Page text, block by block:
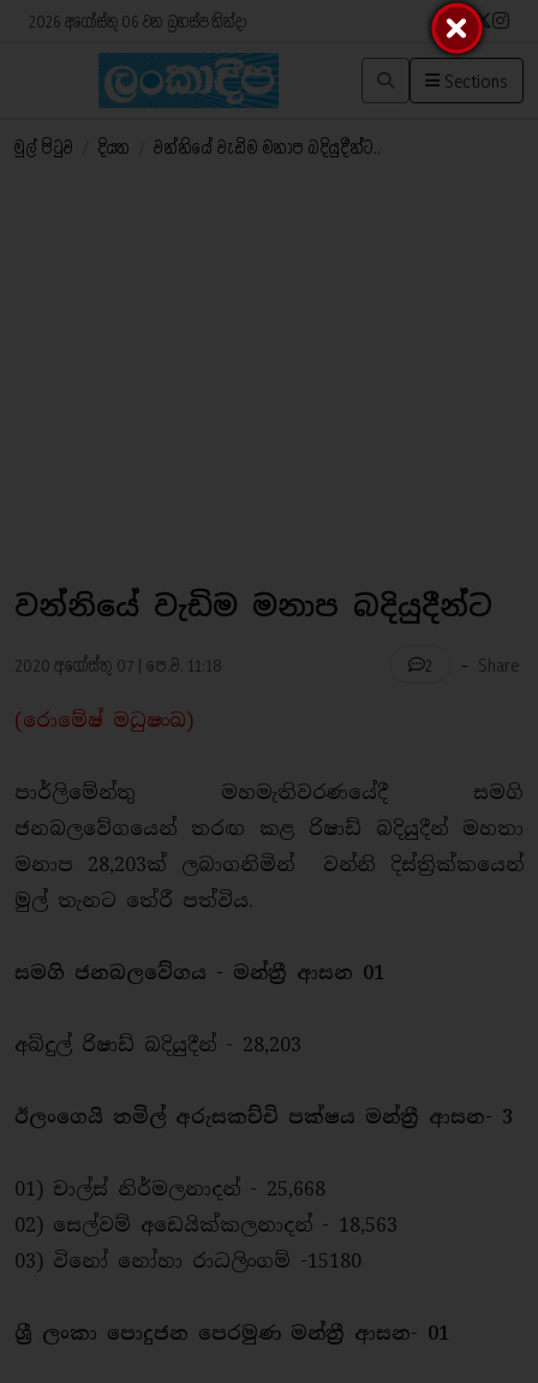
2026 අගෝස්තු 06 වන බ්‍රහස්පතින්දා
Sections
මුල් පිටුව දියත වන්නියේ වැඩිම මනාප බදියුදීන්ට..
වන්නියේ වැඩිම මනාප බදියුදීන්ට
2020 අගෝස්තු 07 | පෙ.ව. 11:18 2 - Share
(රොමේෂ් මධුෂංඛ)
පාර්ලිමේන්තු මහමැතිවරණයේදී සමගි
ජනබලවේගයෙන් තරඟ කළ රිෂාඩ් බදියුදීන් මහතා
මනාප 28,203ක් ලබාගනිමින් වන්නි දිස්ත්‍රික්කයෙන්
මුල් තැනට තේරී පත්විය.
සමගි ජනබලවේගය - මන්ත්‍රී ආසන 01
අබ්දුල් රිෂාඩ් බදියුදීන් - 28,203
ඊලංගෙයි තමිල් අරුසකච්චි පක්ෂය මන්ත්‍රී ආසන- 3
01) චාල්ස් නිර්මලනාදන් - 25,668
02) සෙල්වම් අඩෙයික්කලනාදන් - 18,563
03) විනෝ නෝහා රාධලිංගම් -15180
ශ්‍රී ලංකා පොදුජන පෙරමුණ මන්ත්‍රී ආසන- 01